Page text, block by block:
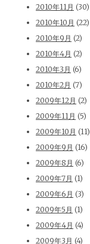
2010年11月 (30)
2010年10月 (22)
2010年9月 (2)
2010年4月 (2)
2010年3月 (6)
2010年2月 (7)
2009年12月 (2)
2009年11月 (5)
2009年10月 (11)
2009年9月 (16)
2009年8月 (6)
2009年7月 (1)
2009年6月 (3)
2009年5月 (1)
2009年4月 (4)
2009年3月 (4)